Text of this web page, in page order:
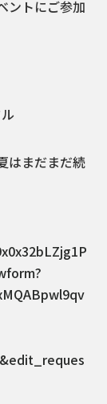
ントにご参加
はまだまだ続